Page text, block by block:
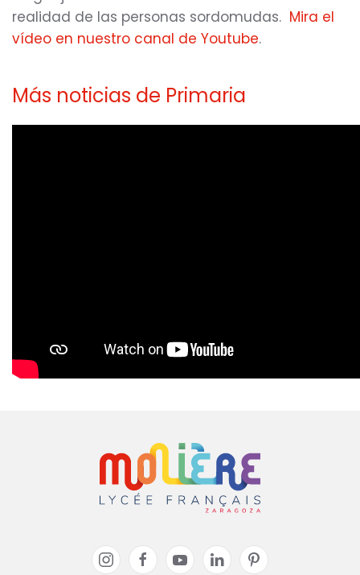
realidad de las personas sordomudas. Mira el
vídeo en nuestro canal de Youtube.
Más noticias de Primaria